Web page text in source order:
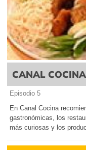
CANAL
Episodio 5
En Canal Cocina
gastronómicas, los
más curiosas y los